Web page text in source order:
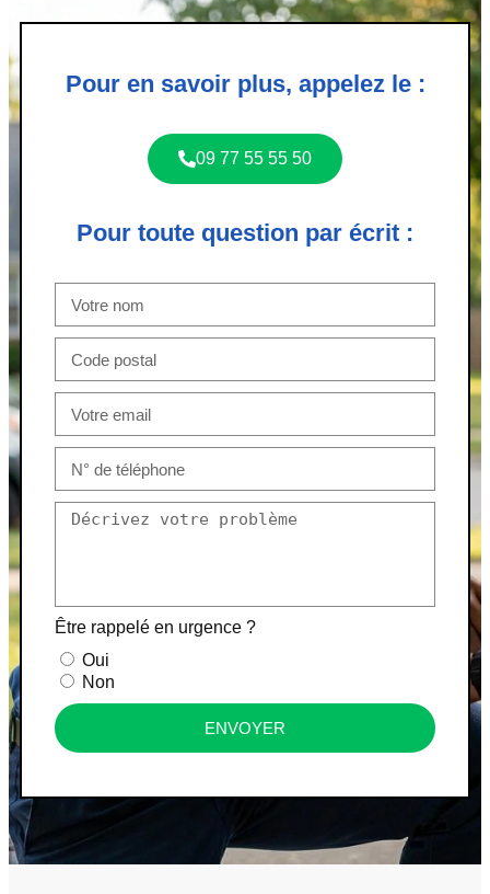
Pour en savoir plus, appelez le :
09 77 55 55 50
Pour toute question par écrit :
Être rappelé en urgence ?
Oui
Non
ENVOYER